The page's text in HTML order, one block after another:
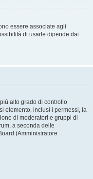
essere associate agli
di usarle dipende dai
alto grado di controllo
elemento, inclusi i permessi, la
di moderatori e gruppi di
a seconda delle
(Amministratore